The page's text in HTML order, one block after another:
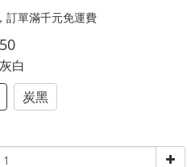
訂單滿千元免運費
白
炭黑